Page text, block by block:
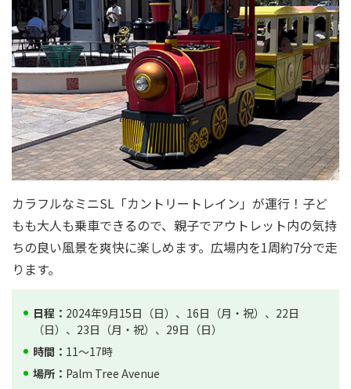
カラフルなミニSL「カントリートレイン」が運行！子ど
もも大人も乗車できるので、親子でアウトレット内の気持
ちの良い風景を爽快に楽しめます。広場内を1周約7分で走
ります。
日程： 2024年9月15日（日）、16日（月・祝）、22日
（日）、23日（月・祝）、29日（日）
時間： 11～17時
場所： Palm Tree Avenue